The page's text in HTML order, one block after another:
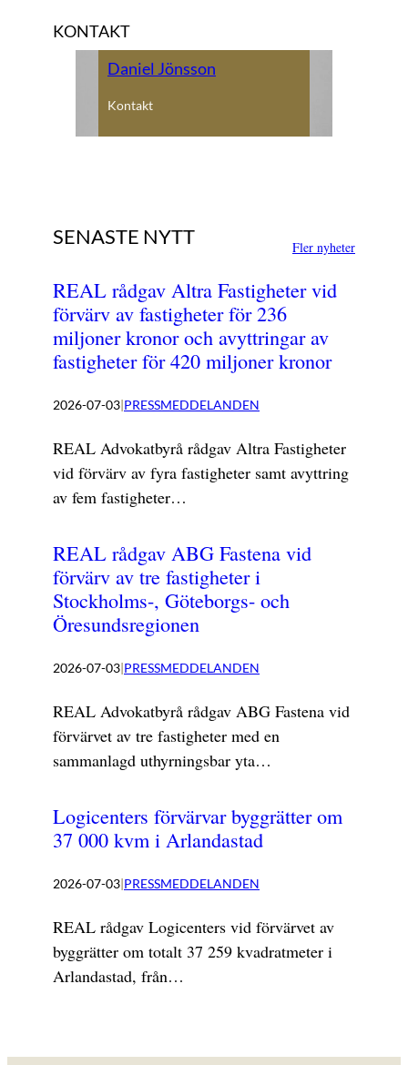
KONTAKT
Daniel Jönsson
Kontakt
SENASTE NYTT Fler nyheter
REAL rådgav Altra Fastigheter vid
förvärv av fastigheter för 236
miljoner kronor och avyttringar av
fastigheter för 420 miljoner kronor
2026-07-03|PRESSMEDDELANDEN
REAL Advokatbyrå rådgav Altra Fastigheter
vid förvärv av fyra fastigheter samt avyttring
av fem fastigheter…
REAL rådgav ABG Fastena vid
förvärv av tre fastigheter i
Stockholms-, Göteborgs- och
Öresundsregionen
2026-07-03|PRESSMEDDELANDEN
REAL Advokatbyrå rådgav ABG Fastena vid
förvärvet av tre fastigheter med en
sammanlagd uthyrningsbar yta…
Logicenters förvärvar byggrätter om
37 000 kvm i Arlandastad
2026-07-03|PRESSMEDDELANDEN
REAL rådgav Logicenters vid förvärvet av
byggrätter om totalt 37 259 kvadratmeter i
Arlandastad, från…